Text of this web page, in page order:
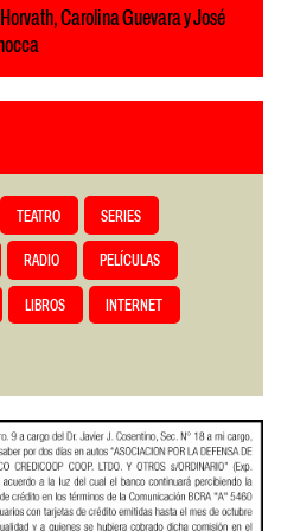
Horvath, Carolina Guevara y José
TEATRO SERIES
RADIO PELÍCULAS
LIBROS INTERNET